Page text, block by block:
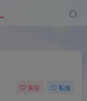
关注 私信